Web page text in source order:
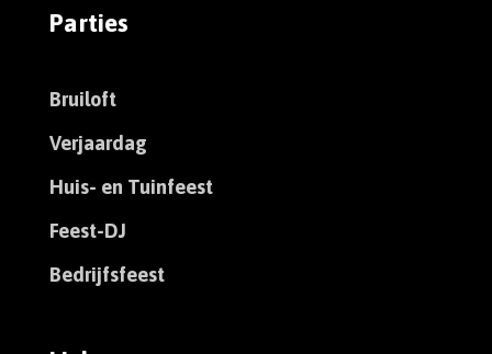
Parties
Bruiloft
Verjaardag
Huis- en Tuinfeest
Feest-DJ
Bedrijfsfeest